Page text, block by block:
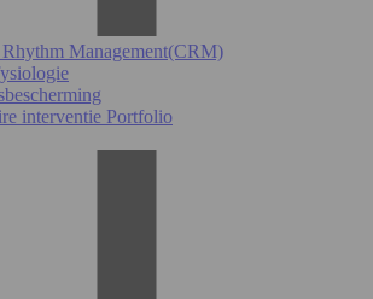
Management(CRM)
interventie Portfolio